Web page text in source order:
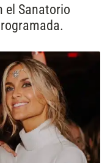
el Sanatorio